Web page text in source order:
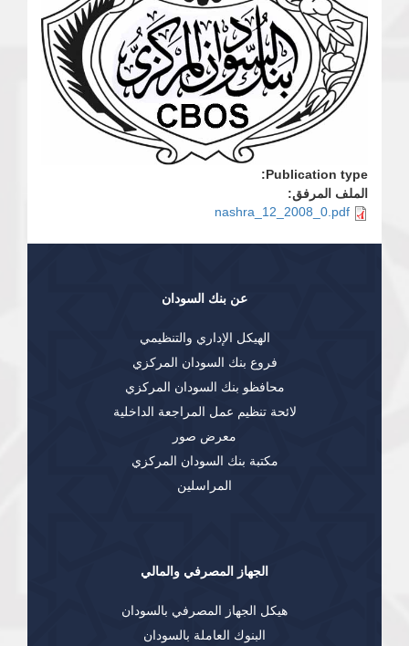
Publication type:
الملف المرفق:
nashra_12_2008_0.pdf
عن بنك السودان
الهيكل الإداري والتنظيمي
فروع بنك السودان المركزي
محافظو بنك السودان المركزي
لائحة تنظيم عمل المراجعة الداخلية
معرض صور
مكتبة بنك السودان المركزي
المراسلين
الجهاز المصرفي والمالي
هيكل الجهاز المصرفي بالسودان
البنوك العاملة بالسودان